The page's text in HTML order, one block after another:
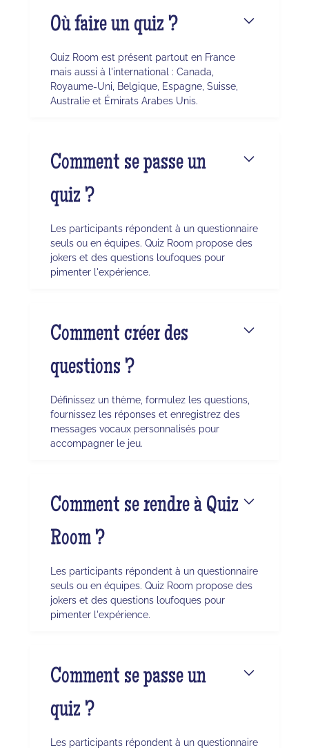
Où faire un quiz ?
Quiz Room est présent partout en France
mais aussi à l'international : Canada,
Royaume-Uni, Belgique, Espagne, Suisse,
Australie et Émirats Arabes Unis.
Comment se passe un
quiz ?
Les participants répondent à un questionnaire
seuls ou en équipes. Quiz Room propose des
jokers et des questions loufoques pour
pimenter l'expérience.
Comment créer des
questions ?
Définissez un thème, formulez les questions,
fournissez les réponses et enregistrez des
messages vocaux personnalisés pour
accompagner le jeu.
Comment se rendre à Quiz
Room ?
Les participants répondent à un questionnaire
seuls ou en équipes. Quiz Room propose des
jokers et des questions loufoques pour
pimenter l'expérience.
Comment se passe un
quiz ?
Les participants répondent à un questionnaire